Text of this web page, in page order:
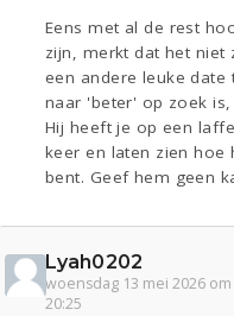
Eens met al de rest
zijn, merkt dat het niet
een andere leuke
naar 'beter' op zoek
Hij heeft je op een
keer en laten zien hoe
bent. Geef hem geen
Lyah0202
woensdag 13 mei 2026 om
20:25